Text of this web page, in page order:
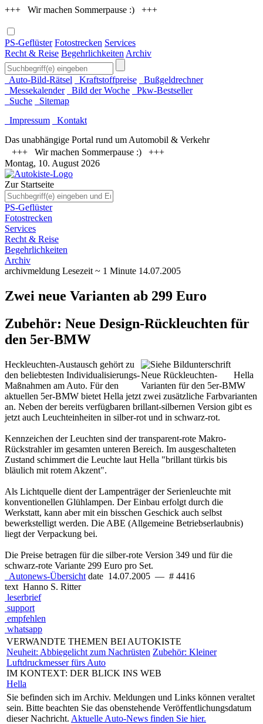
+++ Wir machen Sommerpause :) +++
PS-Geflüster Fotostrecken Services
Recht & Reise Begehrlichkeiten Archiv
Auto-Bild-Rätsel Kraftstoffpreise
Bußgeldrechner
Messekalender
Bild der Woche
Pkw-Bestseller
Suche
Sitemap
Impressum
Kontakt
Das unabhängige Portal rund um Automobil & Verkehr
+++ Wir machen Sommerpause :) +++
Montag, 10. August 2026
Zur Startseite
PS-Geflüster
Fotostrecken
Services
Recht & Reise
Begehrlichkeiten
Archiv
archivmeldung Lesezeit ~ 1 Minute 14.07.2005
Zwei neue Varianten ab 299 Euro
Zubehör: Neue Design-Rückleuchten für
den 5er-BMW
Neue Rückleuchten-
Hella
Varianten für den 5er-BMW
Heckleuchten-Austausch gehört zu
den beliebtesten Individualisierungs-
Maßnahmen am Auto. Für den
aktuellen 5er-BMW bietet Hella jetzt zwei zusätzliche Farbvarianten
an. Neben der bereits verfügbaren brillant-silbernen Version gibt es
jetzt auch Leuchteinheiten in silber-rot und in schwarz-rot.
Kennzeichen der Leuchten sind der transparent-rote Makro-
Rückstrahler im gesamten unteren Bereich. Im ausgeschalteten
Zustand schimmert die Leuchte laut Hella "brillant türkis bis
bläulich mit rotem Akzent".
Als Lichtquelle dient der Lampenträger der Serienleuchte mit
konventionellen Glühlampen. Der Einbau erfolgt durch die
Werkstatt, kann aber mit ein bisschen Geschick auch selbst
bewerkstelligt werden. Die ABE (Allgemeine Betriebserlaubnis)
liegt der Verpackung bei.
Die Preise betragen für die silber-rote Version 349 und für die
schwarz-rote Variante 299 Euro pro Set.
Autonews-Übersicht date 14.07.2005 — # 4416
text Hanno S. Ritter
leserbrief
support
empfehlen
whatsapp
VERWANDTE THEMEN BEI AUTOKISTE
Neuheit: Abbiegelicht zum Nachrüsten Zubehör: Kleiner
Luftdruckmesser fürs Auto
IM KONTEXT: DER BLICK INS WEB
Hella
Sie befinden sich im Archiv. Meldungen und Links können veraltet
sein. Bitte beachten Sie das obenstehende Veröffentlichungsdatum
dieser Nachricht. Aktuelle Auto-News finden Sie hier.